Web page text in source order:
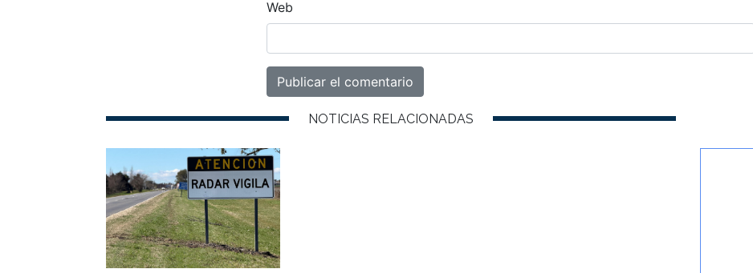
Web
NOTICIAS RELACIONADAS